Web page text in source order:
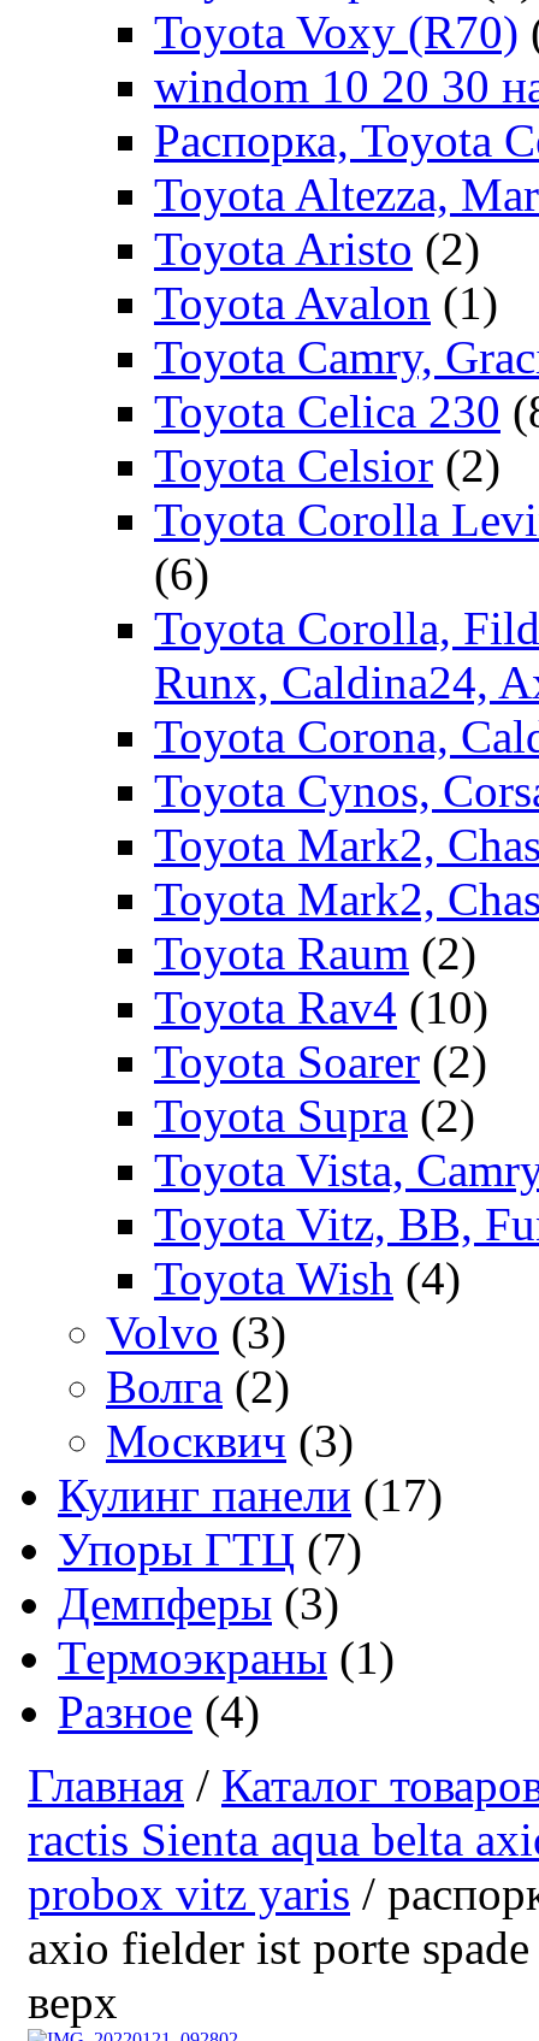
Toyota Voxy (R70)
windom 10 20 30
Распорка, Toyota
Toyota Altezza,
Toyota Aristo (2)
Toyota Avalon (1)
Toyota Camry,
Toyota Celica 230
Toyota Celsior (2)
Toyota Corolla
(6)
Toyota Corolla,
Runx, Caldina24,
Toyota Corona,
Toyota Cynos,
Toyota Mark2,
Toyota Mark2,
Toyota Raum (2)
Toyota Rav4 (10)
Toyota Soarer (2)
Toyota Supra (2)
Toyota Vista,
Toyota Vitz, BB,
Toyota Wish (4)
Volvo (3)
Волга (2)
Москвич (3)
Кулинг панели (17)
Упоры ГТЦ (7)
Демпферы (3)
Термоэкраны (1)
Разное (4)
Главная / Каталог
ractis Sienta aqua belta
probox vitz yaris /
axio fielder ist porte
верх